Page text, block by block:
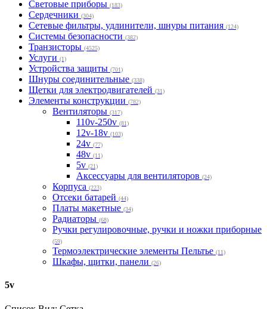
Световые приборы (183)
Сердечники (304)
Сетевые фильтры, удлинители, шнуры питания (124)
Системы безопасности (382)
Транзисторы (4525)
Услуги (1)
Устройства защиты (701)
Шнуры соединительные (338)
Щетки для электродвигателей (31)
Элементы конструкции (782)
Вентиляторы (317)
110v-250v (81)
12v-18v (103)
24v (77)
48v (11)
5v (21)
Аксессуары для вентиляторов (24)
Корпуса (223)
Отсеки батарей (44)
Платы макетные (34)
Радиаторы (68)
Ручки регулировочные, ручки и ножки приборные
(59)
Термоэлектрические элементы Пельтье (11)
Шкафы, щитки, панели (26)
5v